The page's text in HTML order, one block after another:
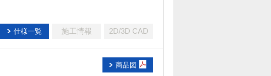
仕様一覧 施工情報 2D/3D CAD
商品図